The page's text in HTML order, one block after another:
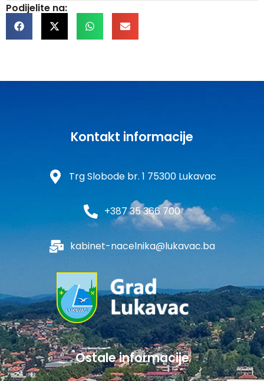
Podijelite na:
Kontakt informacije
Trg Slobode br. 1 75300 Lukavac
+387 35 366 700
kabinet-nacelnika@lukavac.ba
Ostale informacije